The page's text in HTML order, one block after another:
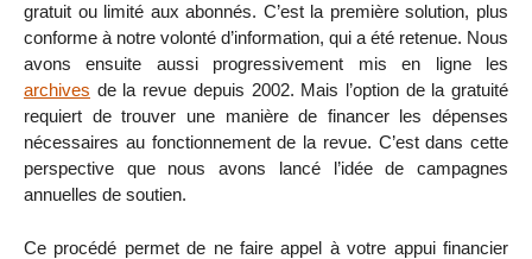
gratuit ou limité aux abonnés. C’est la première solution, plus
conforme à notre volonté d’information, qui a été retenue. Nous
avons ensuite aussi progressivement mis en ligne les
archives de la revue depuis 2002. Mais l’option de la gratuité
requiert de trouver une manière de financer les dépenses
nécessaires au fonctionnement de la revue. C’est dans cette
perspective que nous avons lancé l’idée de campagnes
annuelles de soutien.
Ce procédé permet de ne faire appel à votre appui financier